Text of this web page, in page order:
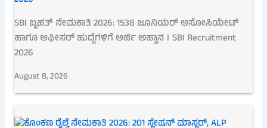
SBI ಬೃಹತ್ ನೇಮಕಾತಿ 2026: 1538 ಜೂನಿಯರ್ ಅಸೋಸಿಯೇಟ್
ಹಾಗೂ ಆಫೀಸರ್ ಹುದ್ದೆಗಳಿಗೆ ಅರ್ಜಿ ಅಹ್ವಾನ । SBI Recruitment
2026
August 8, 2026